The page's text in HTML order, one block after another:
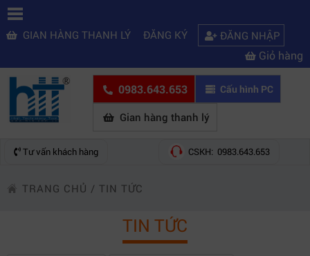
GIAN HÀNG THANH LÝ ĐĂNG KÝ ĐĂNG NHẬP
Giỏ hàng
0983.643.653 Cấu hình PC
Gian hàng thanh lý
Tư vấn khách hàng CSKH: 0983.643.653
TRANG CHỦ / TIN TỨC
TIN TỨC